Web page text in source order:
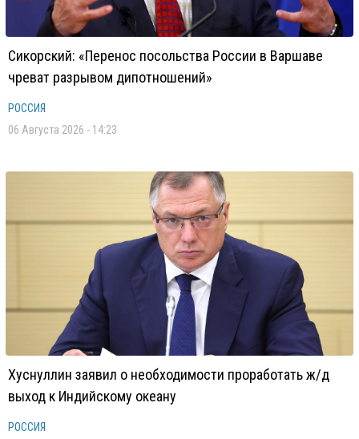
Сикорский: «Перенос посольства России в Варшаве
чреват разрывом дипотношений»
РОССИЯ
06 Августа 2026 - 14:23
Хуснуллин заявил о необходимости проработать ж/д
выход к Индийскому океану
РОССИЯ